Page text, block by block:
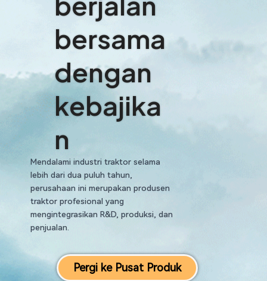
bersama
dengan
kebajika
n
Mendalami industri traktor selama
lebih dari dua puluh tahun,
perusahaan ini merupakan produsen
traktor profesional yang
mengintegrasikan R&D, produksi, dan
penjualan.
Pergi ke Pusat Produk